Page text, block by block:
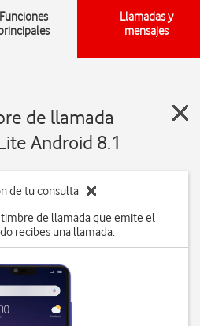
Funciones
Llamadas y
mensajes
de llamada
Android 8.1
de tu consulta
de llamada que emite el
recibes una llamada.